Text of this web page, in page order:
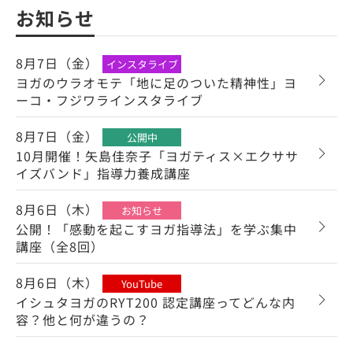
お知らせ
8月7日（金） インスタライブ
ヨガのウラオモテ「地に足のついた精神性」ヨ
ーコ・フジワラインスタライブ
8月7日（金）
公開中
10月開催！矢島佳奈子「ヨガティス×エクササ
イズバンド」指導力養成講座
8月6日（木）
お知らせ
公開！「感動を起こすヨガ指導法」を学ぶ集中
講座（全8回）
8月6日（木）
YouTube
イシュタヨガのRYT200 認定講座ってどんな内
容？他と何が違うの？